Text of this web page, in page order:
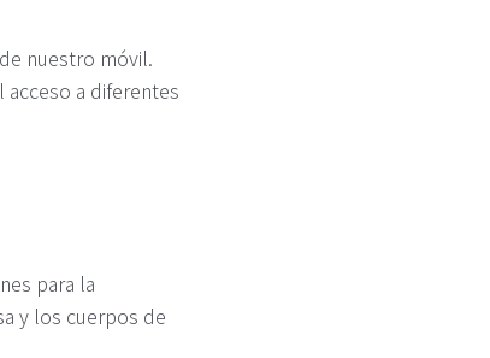
nuestro móvil.
a diferentes
para la
y los cuerpos de